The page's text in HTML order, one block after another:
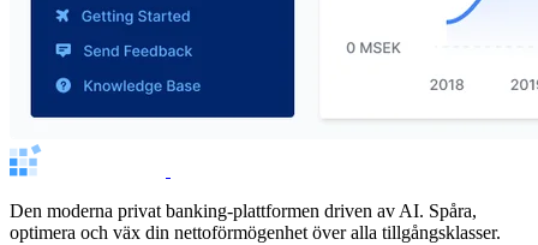
Den moderna privat banking-plattformen driven av AI. Spåra,
optimera och väx din nettoförmögenhet över alla tillgångsklasser.